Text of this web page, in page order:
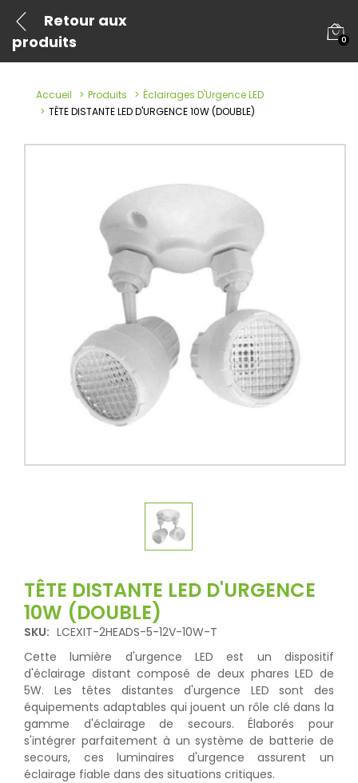
Retour aux
produits
0
Accueil Produits
Éclairages D'Urgence LED
TÊTE DISTANTE LED D'URGENCE 10W (DOUBLE)
TÊTE DISTANTE LED D'URGENCE
10W (DOUBLE)
SKU: LCEXIT-2HEADS-5-12V-10W-T
Cette lumière d'urgence LED est un dispositif
d'éclairage distant composé de deux phares LED de
5W. Les têtes distantes d'urgence LED sont des
équipements adaptables qui jouent un rôle clé dans la
gamme d'éclairage de secours. Élaborés pour
s'intégrer parfaitement à un système de batterie de
secours, ces luminaires d'urgence assurent un
éclairage fiable dans des situations critiques.